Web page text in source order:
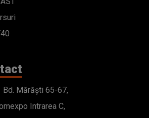
Bd. Mărăști 65-67,
Intrarea C,